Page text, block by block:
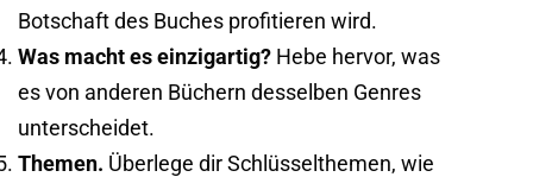
Botschaft des Buches profitieren wird.
Was macht es einzigartig? Hebe hervor, was
es von anderen Büchern desselben Genres
unterscheidet.
Themen. Überlege dir Schlüsselthemen, wie